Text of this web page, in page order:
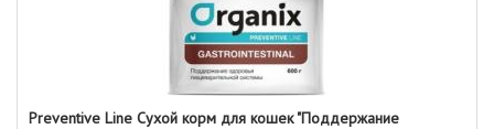
Preventive Line Сухой корм для кошек "Поддержание